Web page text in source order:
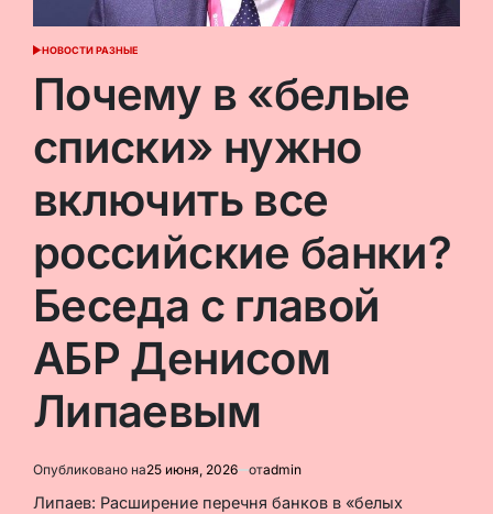
ОПУБЛИКОВАНО
НОВОСТИ РАЗНЫЕ
Почему в «белые
списки» нужно
включить все
российские банки?
Беседа с главой
АБР Денисом
Липаевым
Опубликовано на25 июня, 2026 отadmin
Липаев: Расширение перечня банков в «белых